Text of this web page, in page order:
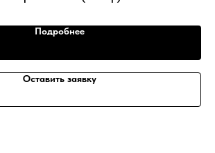
Подробнее
Оставить заявку